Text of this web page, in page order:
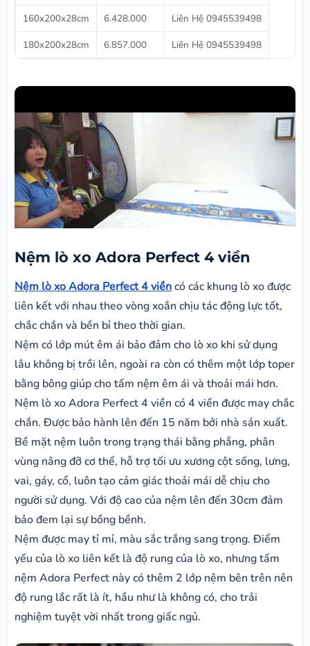
160x200x28cm
6.428.000
Liên Hệ 0945539498
180x200x28cm
6.857.000 Liên Hệ 0945539498
Nệm lò xo Adora Perfect 4 viền
Nệm lò xo Adora Perfect 4 viềncó các khung lò xo được
liên kết với nhau theo vòng xoắn chịu tác động lực tốt,
chắc chắn và bền bỉ theo thời gian.
Nệm có lớp mút êm ái bảo đảm cho lò xo khi sử dụng
lâu không bị trồi lên, ngoài ra còn có thêm một lớp toper
bằng bông giúp cho tấm nệm êm ái và thoải mái hơn.
Nệm lò xo Adora Perfect 4 viền có 4 viền được may chắc
chắn. Được bảo hành lên đến 15 năm bởi nhà sản xuất.
Bề mặt nệm luôn trong trạng thái bằng phẳng, phân
vùng nâng đỡ cơ thể, hỗ trợ tối ưu xương cột sống, lưng,
vai, gáy, cổ, luôn tạo cảm giác thoải mái dễ chịu cho
người sử dụng. Với độ cao của nệm lên đến 30cm đảm
bảo đem lại sự bồng bềnh.
Nệm được may tỉ mỉ, màu sắc trắng sang trọng. Điểm
yếu của lò xo liên kết là độ rung của lò xo, nhưng tấm
nệm Adora Perfect này có thêm 2 lớp nệm bên trên nên
độ rung lắc rất là ít, hầu như là không có, cho trải
nghiệm tuyệt vời nhất trong giấc ngủ.